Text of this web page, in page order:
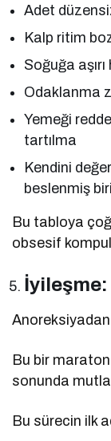
Adet
Kalp ritim
Soğuğa
Odaklanma
Yemeği
tartılma
Kendini
beslenmiş
Bu tabloya
obsesif
Bu bir
sonunda
Bu sürecin ilk